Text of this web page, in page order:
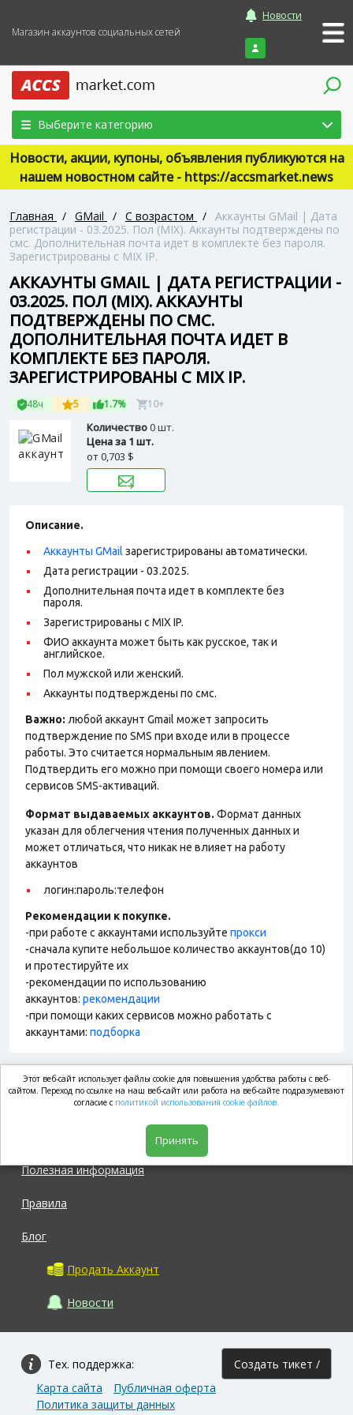
Магазин аккаунтов социальных сетей
Новости
Войти
Выберите категорию
Новости, акции, купоны, объявления публикуются на
нашем новостном сайте - https://accsmarket.news
Главная / GMail / С возрастом / Аккаунты GMail | Дата
регистрации - 03.2025. Пол (MIX). Аккаунты подтверждены по
смс. Дополнительная почта идет в комплекте без пароля.
Зарегистрированы с MIX IP.
АККАУНТЫ GMAIL | ДАТА РЕГИСТРАЦИИ -
03.2025. ПОЛ (MIX). АККАУНТЫ
ПОДТВЕРЖДЕНЫ ПО СМС.
ДОПОЛНИТЕЛЬНАЯ ПОЧТА ИДЕТ В
КОМПЛЕКТЕ БЕЗ ПАРОЛЯ.
ЗАРЕГИСТРИРОВАНЫ С MIX IP.
48ч 5 1.7% 10+
Количество0 шт.
Цена за 1 шт.
от0,703 $
Описание.
Аккаунты GMail зарегистрированы автоматически.
Дата регистрации - 03.2025.
Дополнительная почта идет в комплекте без
пароля.
Зарегистрированы с MIX IP.
ФИО аккаунта может быть как русское, так и
английское.
Пол мужской или женский.
Аккаунты подтверждены по смс.
Важно: любой аккаунт Gmail может запросить
подтверждение по SMS при входе или в процессе
работы. Это считается нормальным явлением.
Подтвердить его можно при помощи своего номера или
сервисов SMS-активаций.
Формат выдаваемых аккаунтов. Формат данных
указан для облегчения чтения полученных данных и
может отличаться, что никак не влияет на работу
аккаунтов
логин:пароль:телефон
Рекомендации к покупке.
-при работе с аккаунтами используйте прокси
-сначала купите небольшое количество аккаунтов(до 10)
и протестируйте их
-рекомендации по использованию
аккаунтов: рекомендации
-при помощи каких сервисов можно работать с
аккаунтами: подборка
market.com
Полезная информация
Правила
Блог
Продать Аккаунт
Новости
Тех. поддержка: Создать тикет /
Карта сайта
Публичная оферта
Политика защиты данных
Этот веб-сайт использует файлы cookie для повышения удобства работы с веб-
сайтом. Переход по ссылке на наш веб-сайт или работа на веб-сайте подразумевают
согласие с политикой использования cookie файлов.
Принять